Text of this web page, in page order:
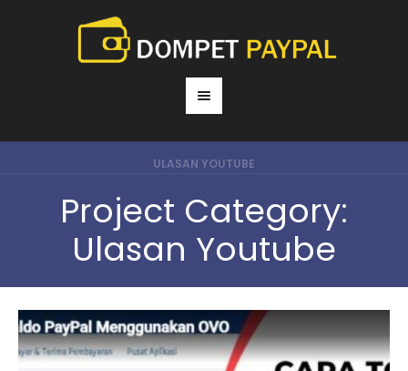
ULASAN YOUTUBE
Project Category:
Ulasan Youtube